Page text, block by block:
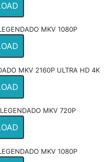
MKV 1080P
MKV 2160P ULTRA HD 4K
MKV 720P
MKV 1080P